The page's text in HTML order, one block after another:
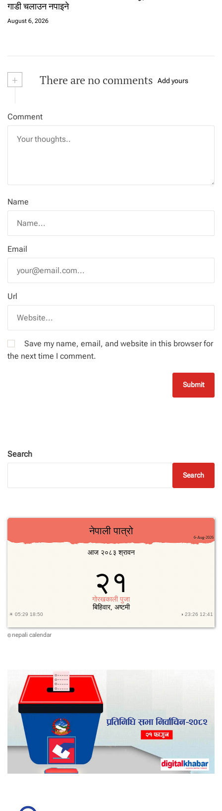
गाडी चलाउन नपाइने
August 6, 2026
+ There are no comments Add yours
Comment
Name
Email
Url
Save my name, email, and website in this browser for
the next time I comment.
Search
Search
© nepali calendar